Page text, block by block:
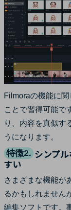
Filmoraの機能に
ことで習得可能で
り、内容を真似す
うになります。
特徴2. シンプ
すい
さまざまな機能が
るかもしれません
編集ソフトです。